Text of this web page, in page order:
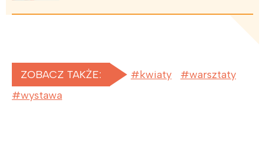
ZOBACZ TAKŻE: kwiaty
warsztaty
wystawa